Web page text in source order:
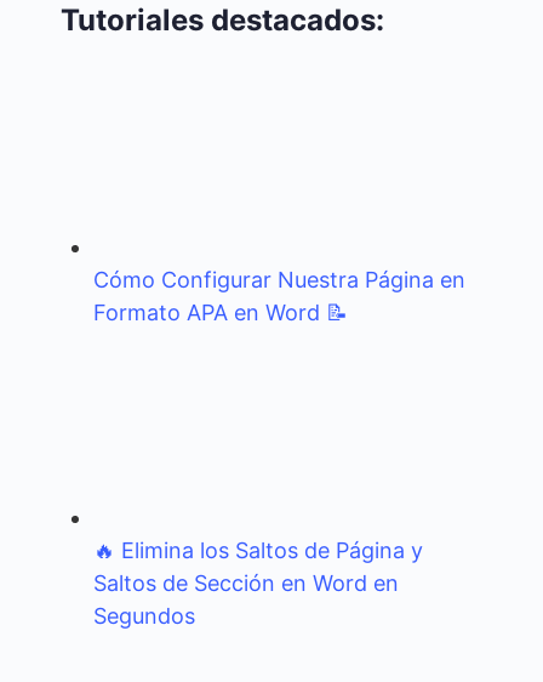
Tutoriales destacados:
Cómo Configurar Nuestra Página en
Formato APA en Word 📝
🔥 Elimina los Saltos de Página y
Saltos de Sección en Word en
Segundos